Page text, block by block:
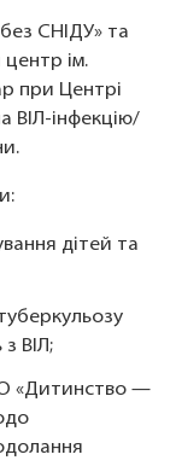
СНІДУ» та
ім.
при Центрі
ВІЛ-інфекцію/
дітей та
з ВІЛ;
«Дитинство —